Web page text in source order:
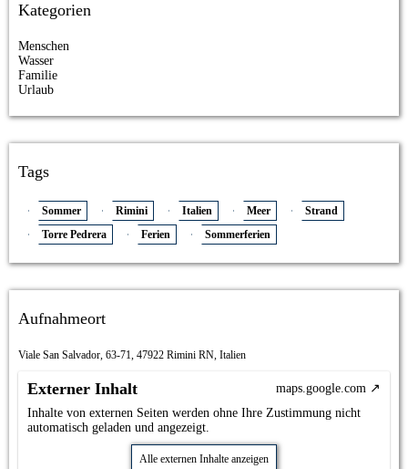
Kategorien
Menschen
Wasser
Familie
Urlaub
Tags
Sommer Rimini Italien Meer
Strand
Torre Pedrera
Ferien Sommerferien
Aufnahmeort
Viale San Salvador, 63-71, 47922 Rimini RN, Italien
Externer Inhalt
maps.google.com
Inhalte von externen Seiten werden ohne Ihre Zustimmung nicht
automatisch geladen und angezeigt.
Alle externen Inhalte anzeigen